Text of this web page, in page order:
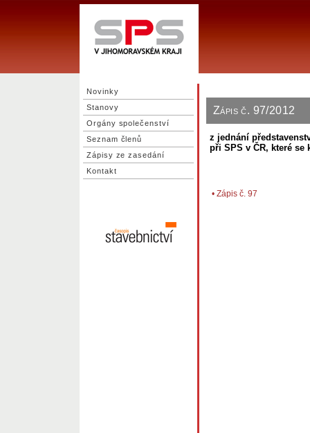
Novinky
Stanovy
Orgány společenství
Seznam členů
Zápisy ze zasedání
Kontakt
Zápis č. 97/2012
z jednání
při SPS v ČR, které se
• Zápis č. 97